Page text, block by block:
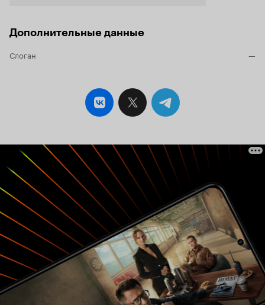
динамичный сюжет, подробная картинка быта
потасовки с использованием тяжелых
Дополнительные данные
Слоган —